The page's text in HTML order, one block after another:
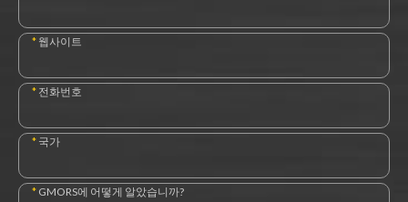
* 웹사이트
* 전화번호
* 국가
* GMORS에 어떻게 알았습니까?